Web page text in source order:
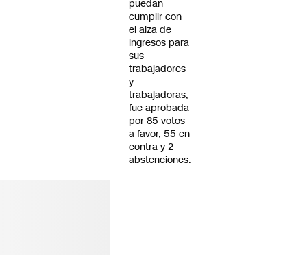
puedan
cumplir con
el alza de
ingresos para
sus
trabajadores
y
trabajadoras,
fue aprobada
por 85 votos
a favor, 55 en
contra y 2
abstenciones.